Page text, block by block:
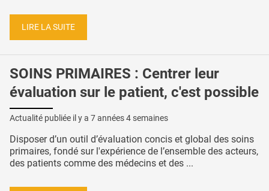
LIRE LA SUITE
SOINS PRIMAIRES : Centrer leur
évaluation sur le patient, c'est possible
Actualité publiée il y a 7 années 4 semaines
Disposer d’un outil d’évaluation concis et global des soins
primaires, fondé sur l'expérience de l’ensemble des acteurs,
des patients comme des médecins et des ...